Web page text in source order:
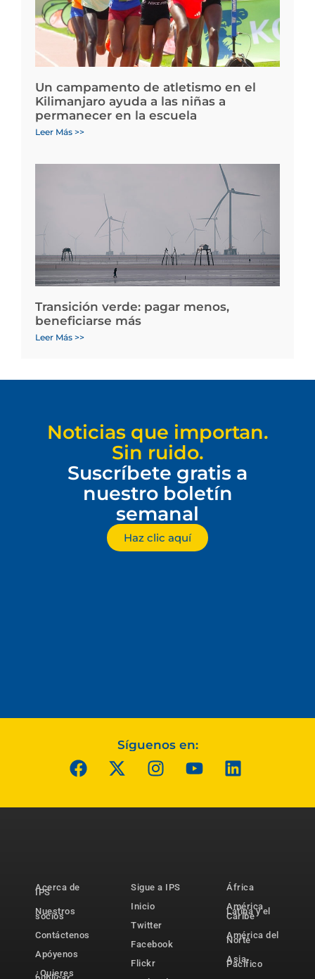
Un campamento de atletismo en el
Kilimanjaro ayuda a las niñas a
permanecer en la escuela
Leer Más >>
Transición verde: pagar menos,
beneficiarse más
Leer Más >>
Noticias que importan.
Sin ruido.
Suscríbete gratis a
nuestro boletín
semanal
Haz clic aquí
Síguenos en:
Acerca de
IPS
Nuestros
socios
Contáctenos
Apóyenos
¿Quieres
Sigue a IPS
Inicio
Twitter
Facebook
Flickr
África
América
Latina y el
Caribe
América del
Norte
Asia-
Pacífico